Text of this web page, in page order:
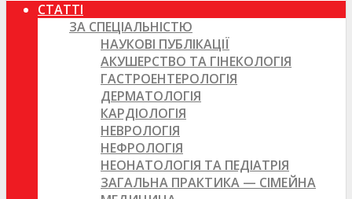
СТАТТІ
ЗА СПЕЦІАЛЬНІСТЮ
НАУКОВІ ПУБЛІКАЦІЇ
АКУШЕРСТВО ТА ГІНЕКОЛОГІЯ
ГАСТРОЕНТЕРОЛОГІЯ
ДЕРМАТОЛОГІЯ
КАРДІОЛОГІЯ
НЕВРОЛОГІЯ
НЕФРОЛОГІЯ
НЕОНАТОЛОГІЯ ТА ПЕДІАТРІЯ
ЗАГАЛЬНА ПРАКТИКА — СІМЕЙНА